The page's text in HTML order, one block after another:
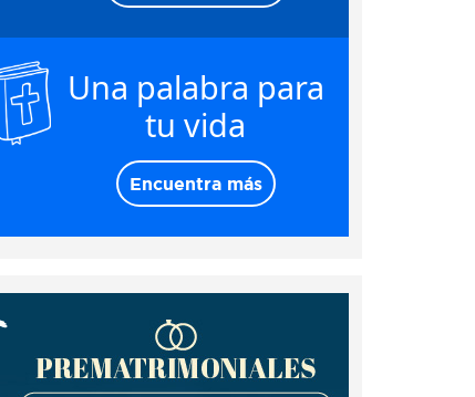
Una palabra para
tu vida
Encuentra más